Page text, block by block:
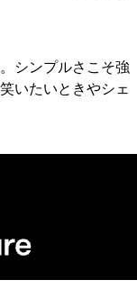
シンプルさこそ強
いたいときやシェ